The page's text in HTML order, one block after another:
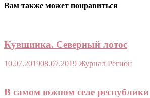
Вам также может понравиться
Кувшинка. Северный лотос
10.07.201908.07.2019 Журнал Регион
В самом южном селе республики